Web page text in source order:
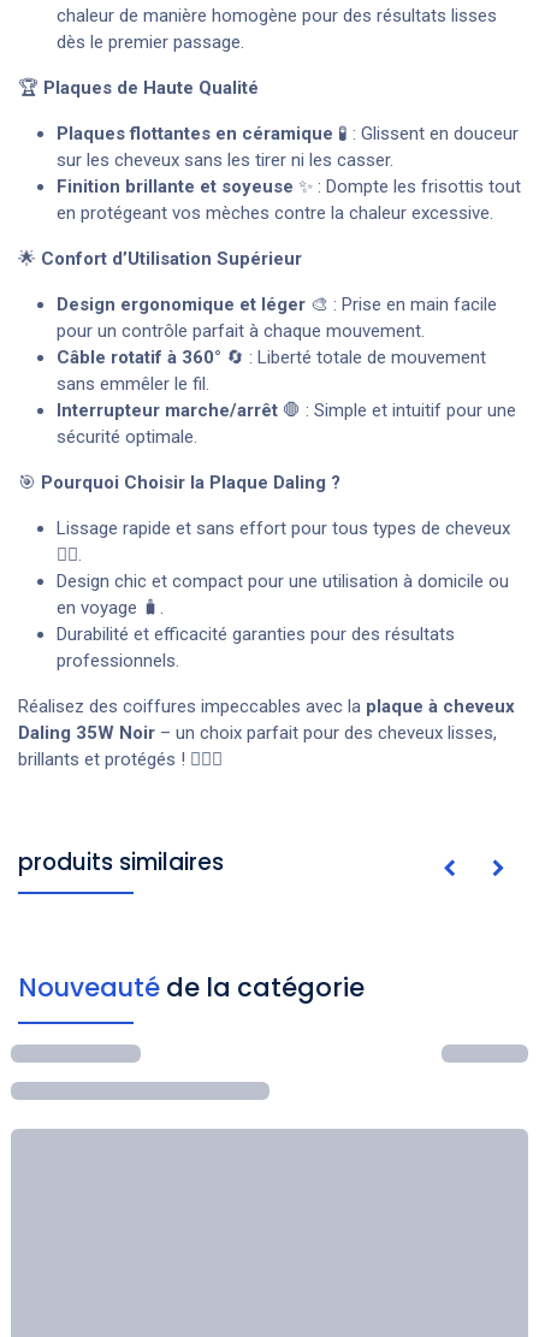
chaleur de manière homogène pour des résultats lisses
dès le premier passage.
🏆 Plaques de Haute Qualité
Plaques flottantes en céramique 🧪 : Glissent en douceur
sur les cheveux sans les tirer ni les casser.
Finition brillante et soyeuse ✨ : Dompte les frisottis tout
en protégeant vos mèches contre la chaleur excessive.
🌟 Confort d’Utilisation Supérieur
Design ergonomique et léger 🎨 : Prise en main facile
pour un contrôle parfait à chaque mouvement.
Câble rotatif à 360° 🔄 : Liberté totale de mouvement
sans emmêler le fil.
Interrupteur marche/arrêt 🛑 : Simple et intuitif pour une
sécurité optimale.
🎯 Pourquoi Choisir la Plaque Daling ?
Lissage rapide et sans effort pour tous types de cheveux
💇‍♀️.
Design chic et compact pour une utilisation à domicile ou
en voyage 🧳.
Durabilité et efficacité garanties pour des résultats
professionnels.
Réalisez des coiffures impeccables avec la plaque à cheveux
Daling 35W Noir – un choix parfait pour des cheveux lisses,
brillants et protégés ! 💁‍♀️✨
produits similaires
Nouveauté de la catégorie